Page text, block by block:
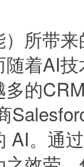
所带
随着AI
的
AI。通